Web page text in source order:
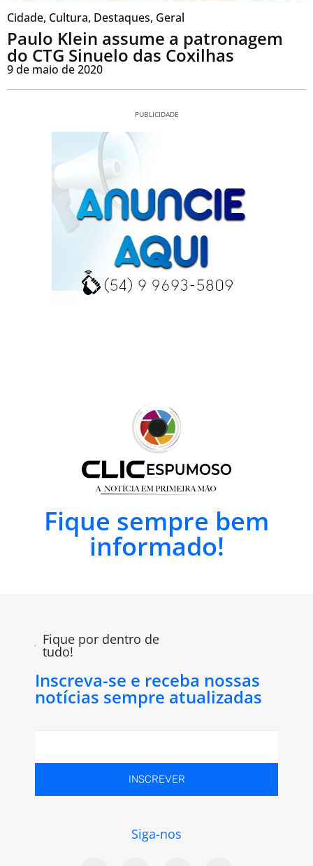
Cidade, Cultura, Destaques, Geral
Paulo Klein assume a patronagem
do CTG Sinuelo das Coxilhas
9 de maio de 2020
PUBLICIDADE
Fique sempre bem
informado!
Fique por dentro de
tudo!
Inscreva-se e receba nossas
notícias sempre atualizadas
INSCREVER
Siga-nos